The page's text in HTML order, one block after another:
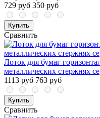
729 руб 350 руб
Купить
Сравнить
Лоток для бумаг
металлических стержнях
1113 руб 763 руб
Купить
Сравнить